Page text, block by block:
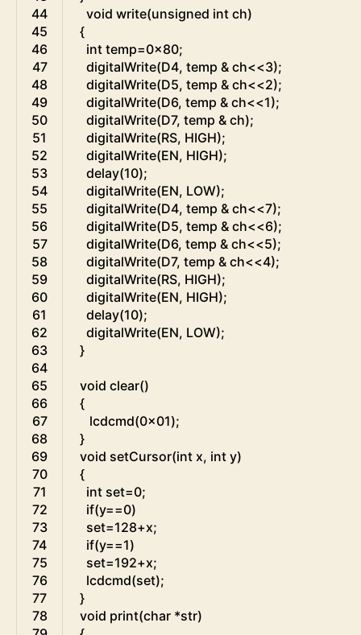
44
45
46
47
48
49
50
51
52
53
54
55
56
57
58
59
60
61
62
63
64
65
66
67
68
69
70
71
72
73
74
75
76
77
78
void write(unsigned int ch)
{
int temp=0x80;
digitalWrite(D4, temp & ch<<3);
digitalWrite(D5, temp & ch<<2);
digitalWrite(D6, temp & ch<<1);
digitalWrite(D7, temp & ch);
digitalWrite(RS, HIGH);
digitalWrite(EN, HIGH);
delay(10);
digitalWrite(EN, LOW);
digitalWrite(D4, temp & ch<<7);
digitalWrite(D5, temp & ch<<6);
digitalWrite(D6, temp & ch<<5);
digitalWrite(D7, temp & ch<<4);
digitalWrite(RS, HIGH);
digitalWrite(EN, HIGH);
delay(10);
digitalWrite(EN, LOW);
}
void clear()
{
lcdcmd(0x01);
}
void setCursor(int x, int y)
{
int set=0;
if(y==0)
set=128+x;
if(y==1)
set=192+x;
lcdcmd(set);
}
void print(char *str)